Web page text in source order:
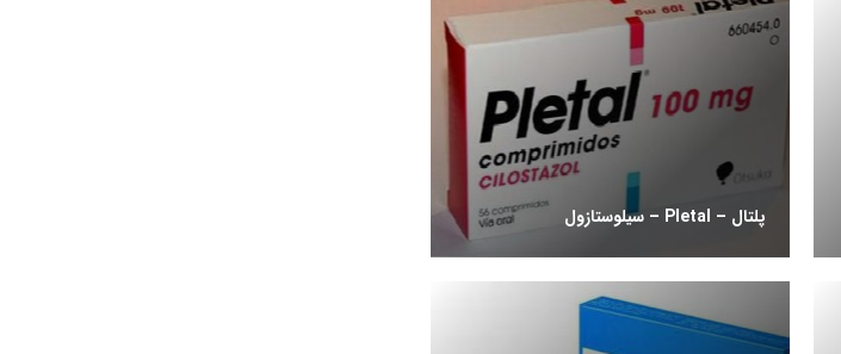
پلتال – Pletal – سیلوستازول